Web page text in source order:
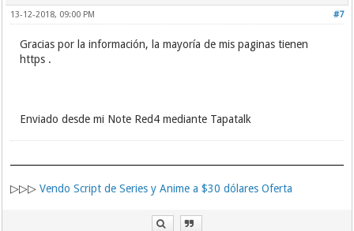
#7
13-12-2018, 09:00 PM
Gracias por la información, la mayoría de mis paginas tienen
https .
Enviado desde mi Note Red4 mediante Tapatalk
▷▷▷Vendo Script de Series y Anime a $30 dólares Oferta